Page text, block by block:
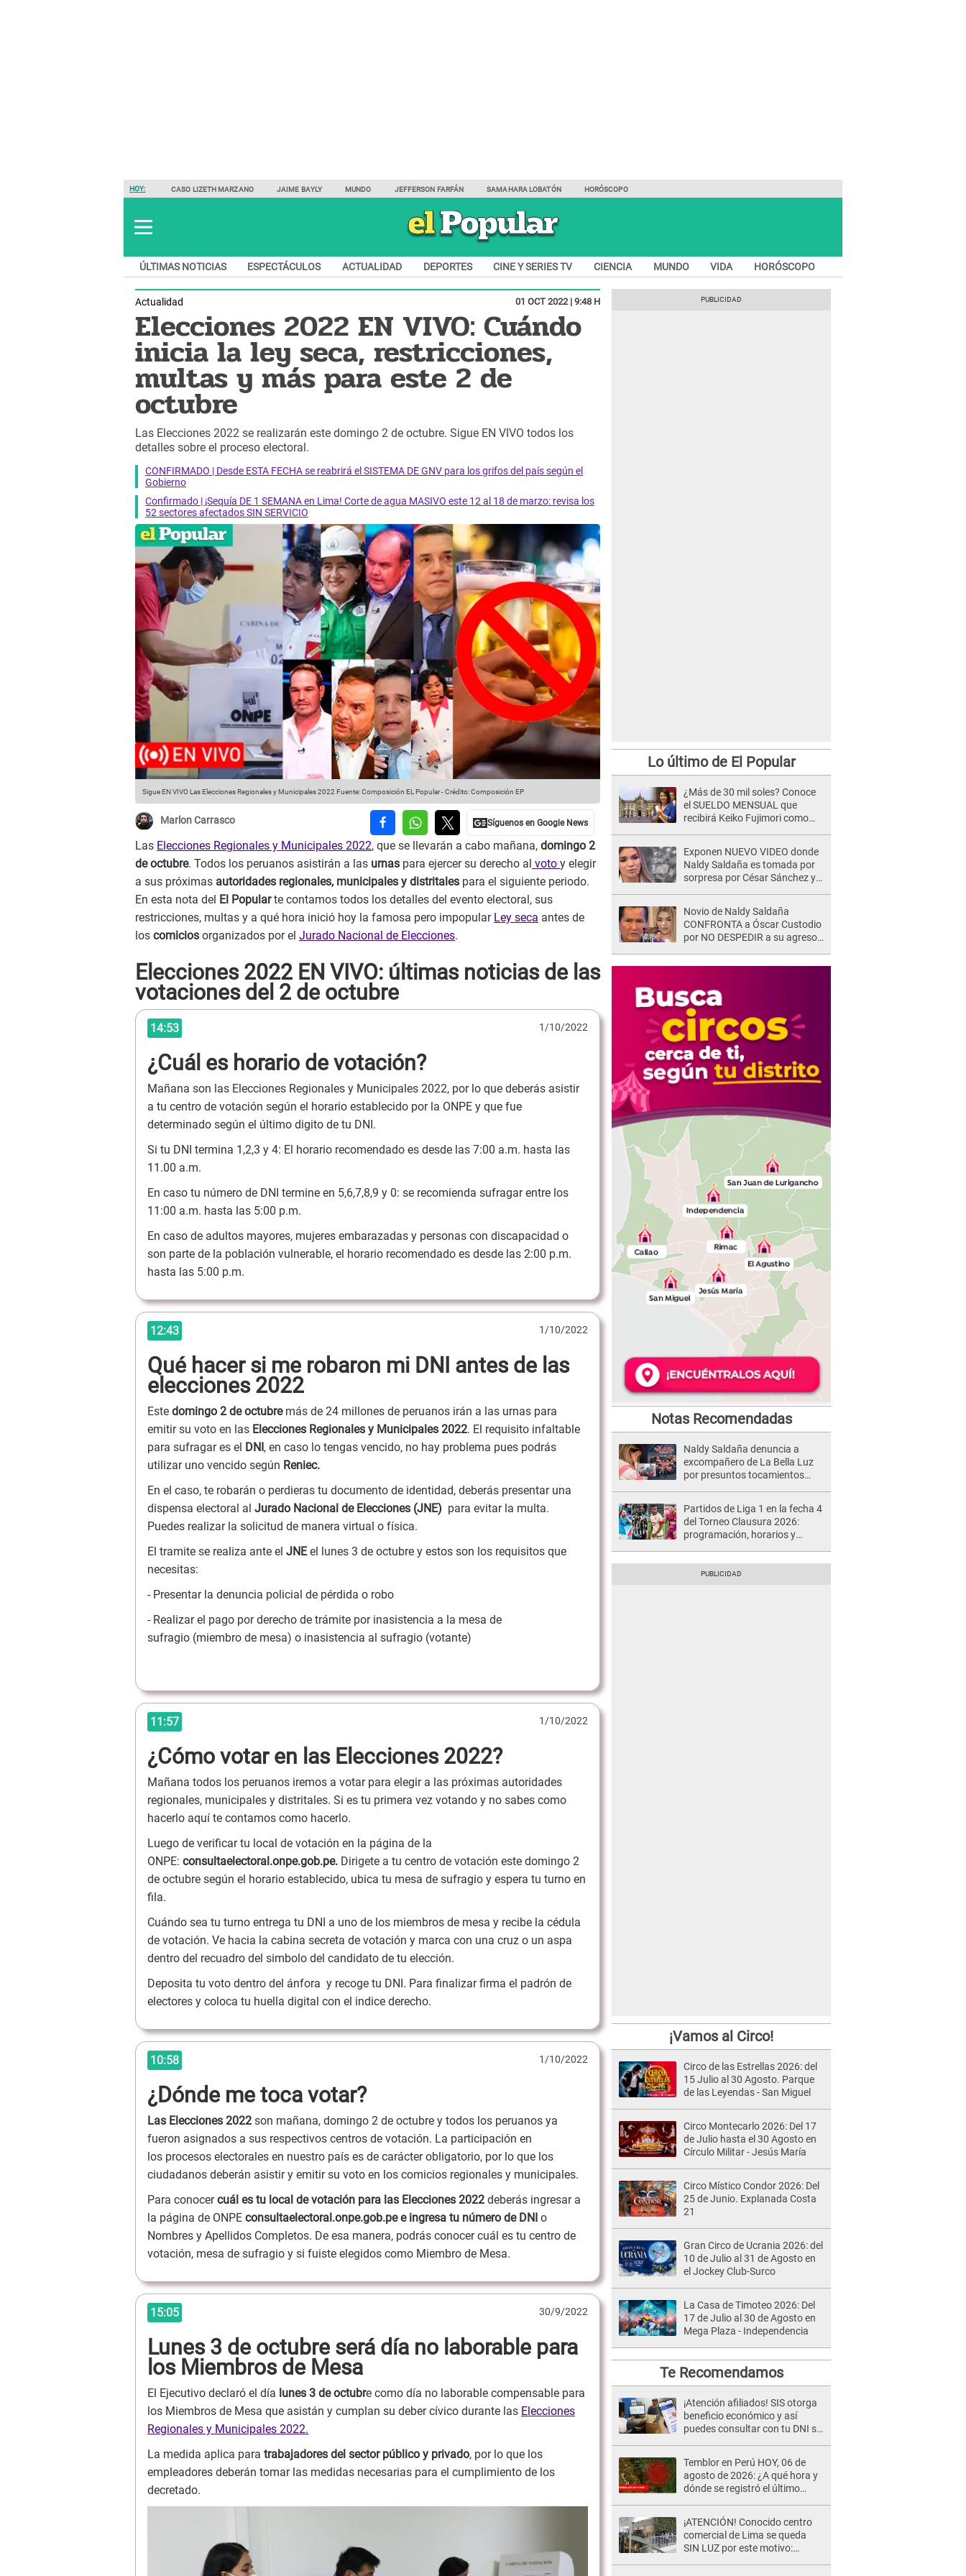
HOY: CASO LIZETH MARZANO JAIME BAYLY MUNDO JEFFERSON FARFÁN SAMAHARA LOBATÓN HORÓSCOPO
ÚLTIMAS NOTICIAS ESPECTÁCULOS ACTUALIDAD DEPORTES CINE Y SERIES TV CIENCIA MUNDO VIDA HORÓSCOPO
Actualidad 01 OCT 2022 | 9:48 H
Elecciones 2022 EN VIVO: Cuándo
inicia la ley seca, restricciones,
multas y más para este 2 de
octubre
Las Elecciones 2022 se realizarán este domingo 2 de octubre. Sigue EN VIVO todos los
detalles sobre el proceso electoral.
CONFIRMADO | Desde ESTA FECHA se reabrirá el SISTEMA DE GNV para los grifos del país según el
Gobierno
Confirmado | ¡Sequía DE 1 SEMANA en Lima! Corte de agua MASIVO este 12 al 18 de marzo: revisa los
52 sectores afectados SIN SERVICIO
Sigue EN VIVO Las Elecciones Regionales y Municipales 2022 Fuente: Composición EL Popular-Crédito: Composición EP
Marlon Carrasco
Las Elecciones Regionales y Municipales 2022, que se llevarán a cabo mañana, domingo 2
de octubre. Todos los peruanos asistirán a las urnas para ejercer su derecho al voto y elegir
a sus próximas autoridades regionales, municipales y distritales para el siguiente periodo.
En esta nota del El Popularte contamos todos los detalles del evento electoral, sus
restricciones, multas y a qué hora inició hoy la famosa pero impopular Ley seca antes de
los comicios organizados por el Jurado Nacional de Elecciones.
Elecciones 2022 EN VIVO: últimas noticias de las
votaciones del 2 de octubre
14:53 1/10/2022
¿Cuál es horario de votación?
Mañana son las Elecciones Regionales y Municipales 2022, por lo que deberás asistir
a tu centro de votación según el horario establecido por la ONPE y que fue
determinado según el último digito de tu DNI.
Si tu DNI termina 1,2,3 y 4: El horario recomendado es desde las 7:00 a.m. hasta las
11.00 a.m.
En caso tu número de DNI termine en 5,6,7,8,9 y 0: se recomienda sufragar entre los
11:00 a.m. hasta las 5:00 p.m.
En caso de adultos mayores, mujeres embarazadas y personas con discapacidad o
son parte de la población vulnerable, el horario recomendado es desde las 2:00 p.m.
hasta las 5:00 p.m.
12:43 1/10/2022
Qué hacer si me robaron mi DNI antes de las
elecciones 2022
Este domingo 2 de octubremás de 24 millones de peruanos irán a las urnas para
emitir su voto en las Elecciones Regionales y Municipales 2022. El requisito infaltable
para sufragar es el DNI, en caso lo tengas vencido, no hay problema pues podrás
utilizar uno vencido según Reniec.
En el caso, te robarán o perdieras tu documento de identidad, deberás presentar una
dispensa electoral al Jurado Nacional de Elecciones (JNE) para evitar la multa.
Puedes realizar la solicitud de manera virtual o física.
El tramite se realiza ante el JNEel lunes 3 de octubre y estos son los requisitos que
necesitas:
- Presentar la denuncia policial de pérdida o robo
- Realizar el pago por derecho de trámite por inasistencia a la mesa de
sufragio (miembro de mesa) o inasistencia al sufragio (votante)
11:57 1/10/2022
¿Cómo votar en las Elecciones 2022?
Mañana todos los peruanos iremos a votar para elegir a las próximas autoridades
regionales, municipales y distritales. Si es tu primera vez votando y no sabes como
hacerlo aquí te contamos como hacerlo.
Luego de verificar tu local de votación en la página de la
ONPE: consultaelectoral.onpe.gob.pe. Dirigete a tu centro de votación este domingo 2
de octubre según el horario establecido, ubica tu mesa de sufragio y espera tu turno en
fila.
Cuándo sea tu turno entrega tu DNI a uno de los miembros de mesa y recibe la cédula
de votación. Ve hacia la cabina secreta de votación y marca con una cruz o un aspa
dentro del recuadro del simbolo del candidato de tu elección.
Deposita tu voto dentro del ánfora y recoge tu DNI. Para finalizar firma el padrón de
electores y coloca tu huella digital con el indice derecho.
10:58 1/10/2022
¿Dónde me toca votar?
Las Elecciones 2022 son mañana, domingo 2 de octubre y todos los peruanos ya
fueron asignados a sus respectivos centros de votación. La participación en
los procesos electorales en nuestro país es de carácter obligatorio, por lo que los
ciudadanos deberán asistir y emitir su voto en los comicios regionales y municipales.
Para conocercuál es tu local de votación para las Elecciones 2022 deberás ingresar a
la página de ONPE consultaelectoral.onpe.gob.pe e ingresa tu número de DNI o
Nombres y Apellidos Completos. De esa manera, podrás conocer cuál es tu centro de
votación, mesa de sufragio y si fuiste elegidos como Miembro de Mesa.
15:05 30/9/2022
Lunes 3 de octubre será día no laborable para
los Miembros de Mesa
El Ejecutivo declaró el día lunes 3 de octubre como día no laborable compensable para
los Miembros de Mesa que asistán y cumplan su deber cívico durante las Elecciones
Regionales y Municipales 2022.
La medida aplica para trabajadores del sector público y privado, por lo que los
empleadores deberán tomar las medidas necesarias para el cumplimiento de los
decretado.
Lo último de El Popular
¿Más de 30 mil soles? Conoce
el SUELDO MENSUAL que
recibirá Keiko Fujimori como
Exponen NUEVO VIDEO donde
Naldy Saldaña es tomada por
sorpresa por César Sánchez y
Novio de Naldy Saldaña
CONFRONTA a Óscar Custodio
por NO DESPEDIR a su agresor
Notas Recomendadas
Naldy Saldaña denuncia a
excompañero de La Bella Luz
por presuntos tocamientos
Partidos de Liga 1 en la fecha 4
del Torneo Clausura 2026:
programación, horarios y
¡Vamos al Circo!
Circo de las Estrellas 2026: del
15 Julio al 30 Agosto. Parque
de las Leyendas - San Miguel
Circo Montecarlo 2026: Del 17
de Julio hasta el 30 Agosto en
Círculo Militar - Jesús María
Circo Místico Condor 2026: Del
25 de Junio. Explanada Costa
21
Gran Circo de Ucrania 2026: del
10 de Julio al 31 de Agosto en
el Jockey Club-Surco
La Casa de Timoteo 2026: Del
17 de Julio al 30 de Agosto en
Mega Plaza - Independencia
Te Recomendamos
¡Atención afiliados! SIS otorga
beneficio económico y así
puedes consultar con tu DNI si
Temblor en Perú HOY, 06 de
agosto de 2026: ¿A qué hora y
dónde se registró el último
¡ATENCIÓN! Conocido centro
comercial de Lima se queda
SIN LUZ por este motivo: